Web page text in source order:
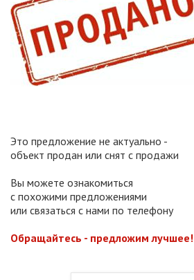
Это предложение не актуально -
объект продан или снят с продажи
Вы можете ознакомиться
с похожими предложениями
или связаться с нами по телефону
Обращайтесь - предложим лучшее!